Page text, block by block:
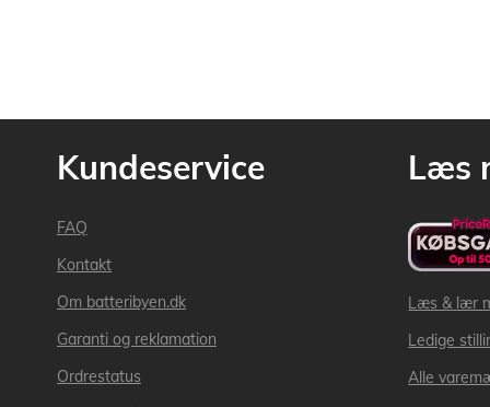
Kundeservice
FAQ
Kontakt
Om batteribyen.dk
Garanti og reklamation
Ordrestatus
Læs
Læs & lær
Ledige
Alle